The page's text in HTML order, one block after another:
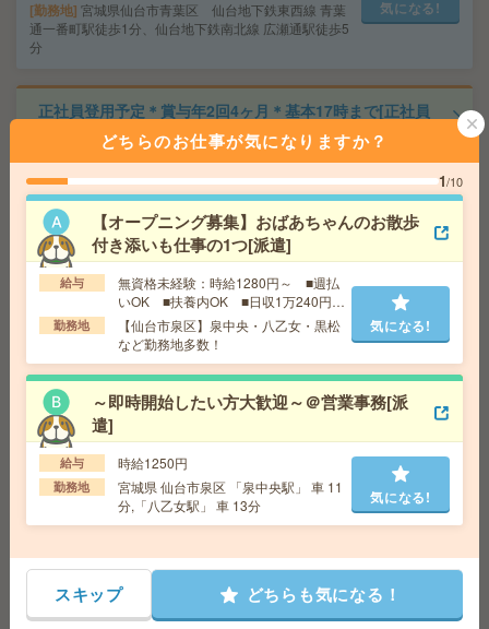
勤務地 宮城県仙台市青葉区 仙台地下鉄東西線 青葉
通一番町駅徒歩1分、仙台地下鉄南北線 広瀬通駅徒歩5
分
気になる!
正社員登用予定＊賞与年2回4ヶ月＊基本17時まで[正社員
への紹介予定派遣]
給 与 時給1400円＋交 【月収例】241,500円～ ■
給与の前払いが可能な速払いサービスあり
交通費 交通費支給あり
勤務地
宮城県仙台市青葉区 仙台地下鉄南北線 広瀬
通駅徒歩1分
気になる!
未経験OK！残業ほぼなし▼車通勤OK＊小鶴新田で一般
給 与 時給1400円 月収例 22万円 時給1400円×実
働8h×週5日×4週 ※月収例を保証するものではありませ
ん。
交通費 1ヶ月3万円を上限として実費支給
勤務地 仙石線 小鶴新田 徒歩2分 ※車通勤可能
気になる!
しよう[派遣]
給 与 時給1300円＋交 ■給与の前払いが可能な速
払いサービスあり
どちらのお仕事が気になりますか？
1/10
【オープニング募集】おばあちゃんのお散歩
付き添いも仕事の1つ[派遣]
給与
無資格未経験：時給1280円～ ■週払
いOK ■扶養内OK ■日収1万240円以
上
勤務地
【仙台市泉区】泉中央・八乙女・黒松
など勤務地多数！
気になる!
～即時開始したい方大歓迎～＠営業事務[派
遣]
給与 時給1250円
勤務地
宮城県 仙台市泉区 「泉中央駅」 車 11
分,「八乙女駅」 車 13分
気になる!
スキップ どちらも気になる！